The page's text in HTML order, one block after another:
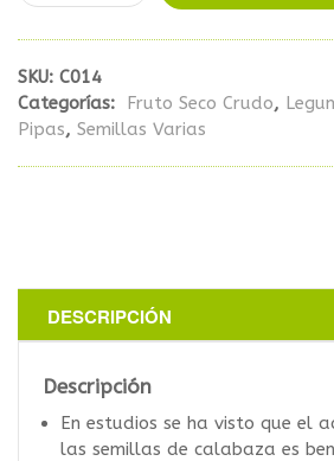
SKU: C014
Categorías:
Fruto Seco Crudo,
Pipas, Semillas Varias
DESCRIPCIÓN
Descripción
En estudios se ha visto que el
las semillas de calabaza es